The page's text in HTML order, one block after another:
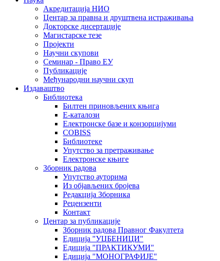
Акредитација НИО
Центар за правна и друштвена истраживања
Докторске дисертације
Магистарске тезе
Пројекти
Научни скупови
Семинар - Право ЕУ
Публикације
Међународни научни скуп
Издаваштво
Библиотека
Билтен приновљених књига
Е-каталози
Електронске базе и конзорцијуми
COBISS
Библиотеке
Упутство за претраживање
Електронске књиге
Зборник радова
Упутство ауторима
Из објављених бројева
Редакција Зборника
Рецензенти
Контакт
Центар за публикације
Зборник радова Правног Факултета
Едиција "УЏБЕНИЦИ"
Едиција "ПРАКТИКУМИ"
Едиција "МОНОГРАФИЈЕ"